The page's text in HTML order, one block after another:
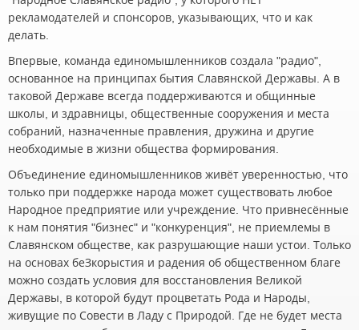
рекламодателей и спонсоров, указывающих, что и как
делать.
Впервые, команда единомышленников создала "радио",
основанное на принципах бытия Славянской Державы. А в
таковой Державе всегда поддерживаются и общинные
школы, и здравницы, общественные сооружения и места
собраний, назначенные правления, дружина и другие
необходимые в жизни общества формирования.
Объединение единомышленников живёт уверенностью, что
только при поддержке народа может существовать любое
Народное предприятие или учреждение. Что привнесённые
к нам понятия "бизнес" и "конкуренция", не приемлемы в
Славянском обществе, как разрушающие наши устои. Только
на основах беЗкорыстия и радения об общественном благе
можно создать условия для восстановления Великой
Державы, в которой будут процветать Рода и Народы,
живущие по Совести в Ладу с Природой. Где не будет места